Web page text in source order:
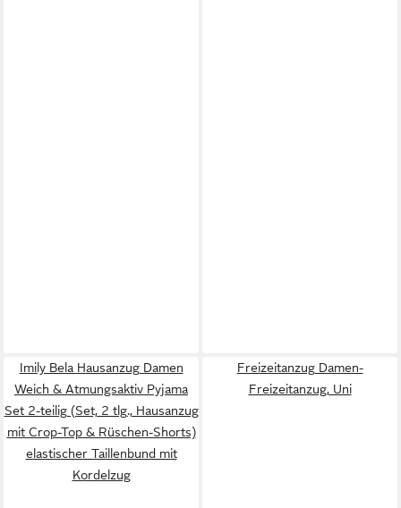
Imily Bela Hausanzug Damen
Weich & Atmungsaktiv Pyjama
Set 2-teilig (Set, 2 tlg., Hausanzug
mit Crop-Top & Rüschen-Shorts)
elastischer Taillenbund mit
Kordelzug
Freizeitanzug Damen-
Freizeitanzug, Uni